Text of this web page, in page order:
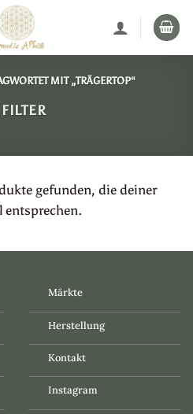
MIT „TRÄGERTOP“
FILTER
gefunden, die deiner
entsprechen.
Märkte
Herstellung
Kontakt
Instagram